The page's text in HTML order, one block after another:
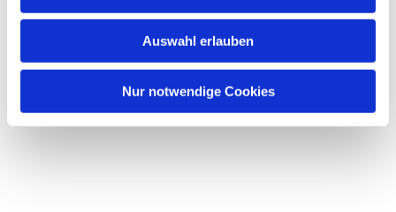
Auswahl erlauben
Nur notwendige Cookies